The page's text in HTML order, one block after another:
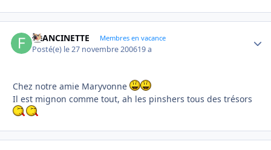
FRANCINETTE Membres en vacance
Posté(e) le 27 novembre 200619 a
Chez notre amie Maryvonne
Il est mignon comme tout, ah les pinshers tous des trésors